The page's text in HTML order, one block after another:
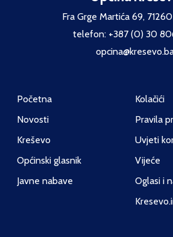
Fra Grge Martića 69,
telefon: +387 (0) 30
Početna
Novosti
Kreševo
Općinski glasnik
Javne nabave
Kolačići
Pravila
Uvjeti
Vijeće
Oglasi i